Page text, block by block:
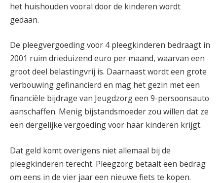
het huishouden vooral door de kinderen wordt
gedaan.
De pleegvergoeding voor 4 pleegkinderen bedraagt in
2001 ruim drieduizend euro per maand, waarvan een
groot deel belastingvrij is. Daarnaast wordt een grote
verbouwing gefinancierd en mag het gezin met een
financiële bijdrage van Jeugdzorg een 9-persoonsauto
aanschaffen. Menig bijstandsmoeder zou willen dat ze
een dergelijke vergoeding voor haar kinderen krijgt.
Dat geld komt overigens niet allemaal bij de
pleegkinderen terecht. Pleegzorg betaalt een bedrag
om eens in de vier jaar een nieuwe fiets te kopen.